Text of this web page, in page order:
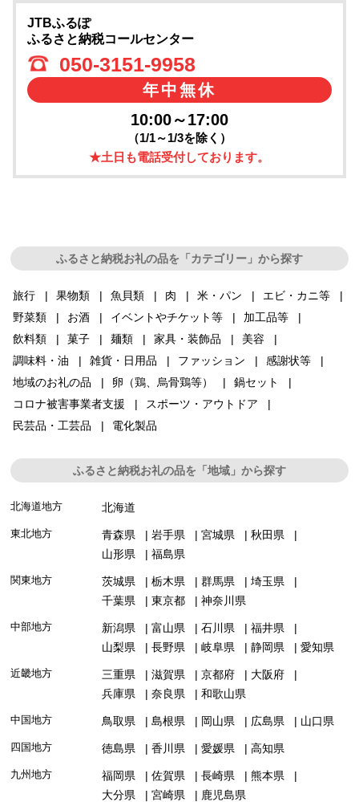
JTBふるぽ
ふるさと納税コールセンター
050-3151-9958
年中無休
10:00～17:00
（1/1～1/3を除く）
★土日も電話受付しております。
ふるさと納税お礼の品を「カテゴリー」から探す
旅行 果物類 魚貝類 肉 米・パン
エビ・カニ等
野菜類
お酒 イベントやチケット等
加工品等
飲料類
菓子 麺類 家具・装飾品
美容
調味料・油
雑貨・日用品 ファッション
感謝状等
地域のお礼の品
卵（鶏、烏骨鶏等）
鍋セット
コロナ被害事業者支援
スポーツ・アウトドア
民芸品・工芸品
電化製品
ふるさと納税お礼の品を「地域」から探す
北海道地方 北海道
東北地方 青森県 岩手県 宮城県
秋田県
山形県
福島県
関東地方 茨城県 栃木県 群馬県
埼玉県
千葉県
東京都 神奈川県
中部地方 新潟県 富山県 石川県
福井県
山梨県
長野県 岐阜県 静岡県 愛知県
近畿地方 三重県 滋賀県 京都府
大阪府
兵庫県
奈良県 和歌山県
中国地方 鳥取県 島根県 岡山県 広島県 山口県
四国地方 徳島県 香川県 愛媛県 高知県
九州地方 福岡県 佐賀県 長崎県
熊本県
大分県
宮崎県 鹿児島県